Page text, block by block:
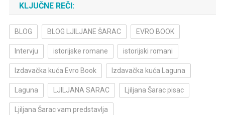
KLJUČNE REČI:
BLOG BLOG LJILJANE ŠARAC EVRO BOOK
Intervju istorijske romane istorijski romani
Izdavačka kuća Evro Book Izdavačka kuća Laguna
Laguna LJILJANA SARAC Ljiljana Šarac pisac
Ljiljana Šarac vam predstavlja